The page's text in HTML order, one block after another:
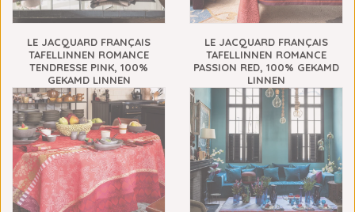
LE JACQUARD FRANÇAIS
TAFELLINNEN ROMANCE
TENDRESSE PINK, 100%
GEKAMD LINNEN
€109,00
LE JACQUARD FRANÇAIS
TAFELLINNEN ROMANCE
PASSION RED, 100% GEKAMD
LINNEN
€109,00